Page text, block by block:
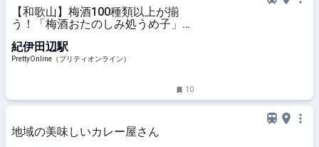
【和歌山】梅酒100種類以上が揃
う！「梅酒おたのしみ処うめ子」オ
紀伊田辺駅
PrettyOnline（プリティオンライン）
10
地域の美味しいカレー屋さん